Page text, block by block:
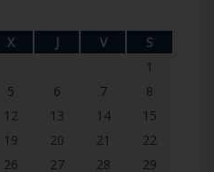
X J V
S
1
5 6 7
8
12 13 14
15
19 20 21
22
26 27 28
29